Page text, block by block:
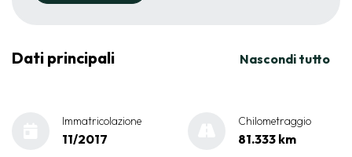
Dati principali Nascondi tutto
Immatricolazione
11/2017
Chilometraggio
81.333 km